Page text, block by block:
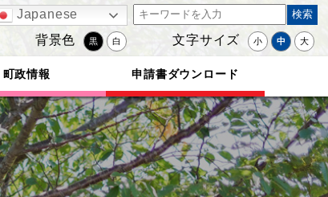
Japanese
背景色 黒 白 文字サイズ 小 中 大
町政情報 申請書ダウンロード